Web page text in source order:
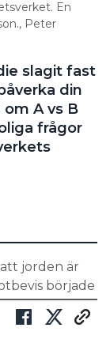
ändå
i elnätet
in i den
från
utifrån,
är något som
slår man
En
Peter
slagit fast
din
A vs B
frågor
jorden är
började